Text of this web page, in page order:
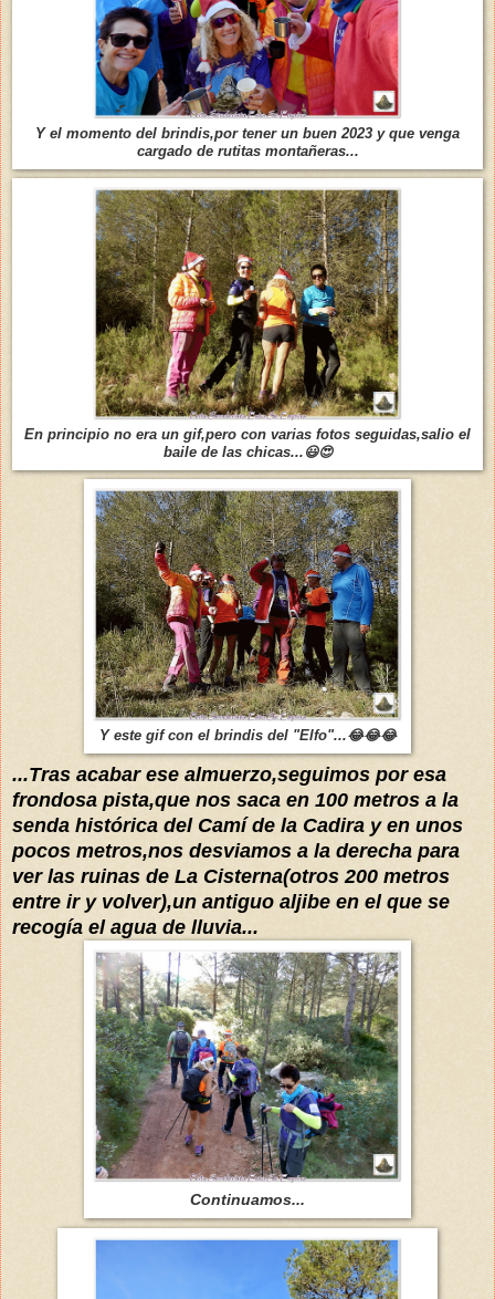
Y el momento del brindis,por tener un buen 2023 y que venga
cargado de rutitas montañeras...
En principio no era un gif,pero con varias fotos seguidas,salio el
baile de las chicas...😃😍
Y este gif con el brindis del "Elfo"...😂😂😂
...Tras acabar ese almuerzo,seguimos por esa
frondosa pista,que nos saca en 100 metros a la
senda histórica del Camí de la Cadira y en unos
pocos metros,nos desviamos a la derecha para
ver las ruinas de La Cisterna(otros 200 metros
entre ir y volver),un antiguo aljibe en el que se
recogía el agua de lluvia...
Continuamos...